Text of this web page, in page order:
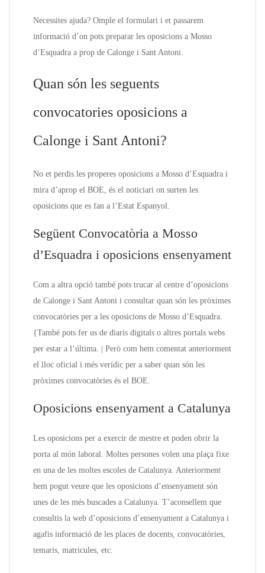
Necessites ajuda? Omple el formulari i et passarem
informació d’on pots preparar les oposicions a Mosso
d’Esquadra a prop de Calonge i Sant Antoni.
Quan són les seguents
convocatories oposicions a
Calonge i Sant Antoni?
No et perdis les properes oposicions a Mosso d’Esquadra i
mira d’aprop el BOE, és el noticiari on surten les
oposicions que es fan a l’Estat Espanyol.
Següent Convocatòria a Mosso
d’Esquadra i oposicions ensenyament
Com a altra opció també pots trucar al centre d’oposicions
de Calonge i Sant Antoni i consultar quan són les pròximes
convocatòries per a les oposicions de Mosso d’Esquadra.
{També pots fer us de diaris digitals o altres portals webs
per estar a l’última. | Però com hem comentat anteriorment
el lloc oficial i més verídic per a saber quan són les
pròximes convocatòries és el BOE.
Oposicions ensenyament a Catalunya
Les oposicions per a exercir de mestre et poden obrir la
porta al món laboral. Moltes persones volen una plaça fixe
en una de les moltes escoles de Catalunya. Anteriorment
hem pogut veure que les oposicions d’ensenyament són
unes de les més buscades a Catalunya. T’aconsellem que
consultis la web d’oposicions d’ensenyament a Catalunya i
agafis informació de les places de docents, convocatòries,
temaris, matricules, etc.